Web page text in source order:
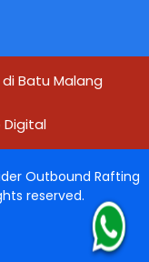
Batu Malang
Digital
Outbound Rafting
reserved.